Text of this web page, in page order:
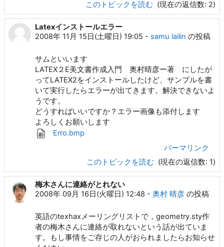
このトピックを読む (現在の返信数: 2)
Latexインストールエラー
2008年 11月 15日(土曜日) 19:05 - samu lailin の投稿
サムといいます
LATEX２E美文書作成入門 奥村晴彦ー著 にしたが
ってLATEX2をインストールしたけど、サンプルを書
いて実行したらエラーが出てきます。解決できないよ
うです。
どうすればいいですか？エラー画像も添付します
よろしくお願いします
Erro.bmp
パーマリンク
このトピックを読む (現在の返信数: 1)
梅木さんに連絡がとれない
2008年 09月 16日(火曜日) 12:48 - 奥村 晴彦 の投稿
英語のtexhaxメーリングリストで，geometry.sty作
者の梅木さんに連絡が取れないという話が出ていま
す。もし事情をご存じの人がおられましたらお知らせ